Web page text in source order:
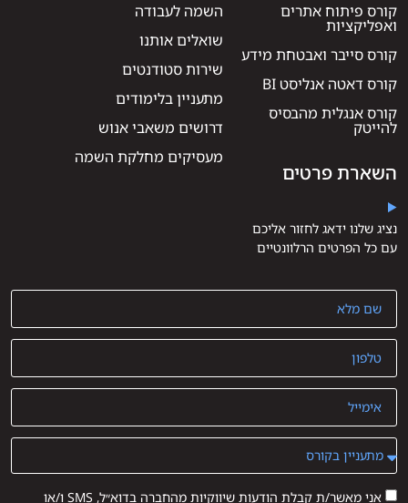
קורס פיתוח אתרים
ואפליקציות
קורס סייבר ואבטחת מידע
קורס דאטה אנליסט BI
קורס אנגלית מהבסיס
להייטק
השמה לעבודה
שואלים אותנו
שירות סטודנטים
מתעניין בלימודים
דרושים משאבי אנוש
מעסיקים מחלקת השמה
השארת פרטים
נציג שלנו ידאג לחזור אליכם
עם כל הפרטים הרלוונטיים
אני מאשר/ת קבלת הודעות שיווקיות מהחברה בדוא״ל, SMS ו/או